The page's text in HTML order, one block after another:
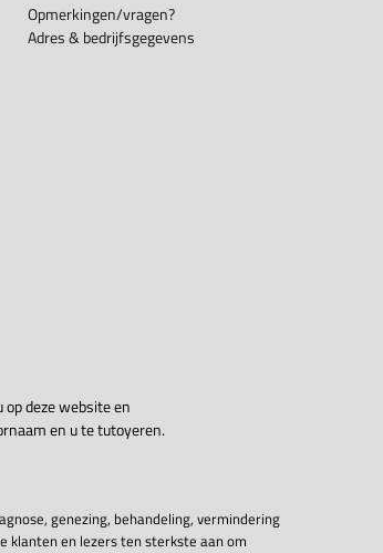
Opmerkingen/vragen?
Adres & bedrijfsgegevens
deze website en
en u te tutoyeren.
genezing, behandeling, vermindering
klanten en lezers ten sterkste aan om